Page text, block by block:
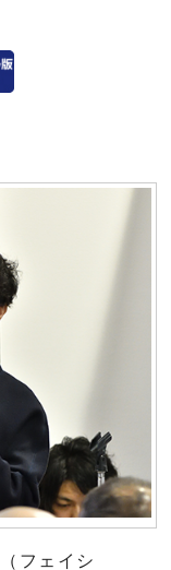
フェイシ